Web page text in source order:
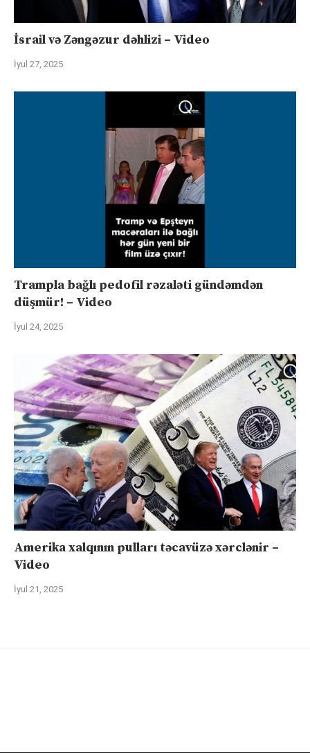
İsrail və Zəngəzur dəhlizi – Video
İyul 27, 2025
Trampla bağlı pedofil rəzaləti gündəmdən
düşmür! – Video
İyul 24, 2025
Amerika xalqının pulları təcavüzə xərclənir –
Video
İyul 21, 2025